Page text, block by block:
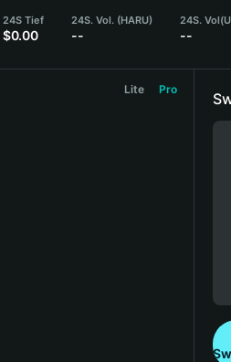
24S Tief
$0.00
24S. Vol. (HARU)
--
24S. Vol
--
Lite Pro